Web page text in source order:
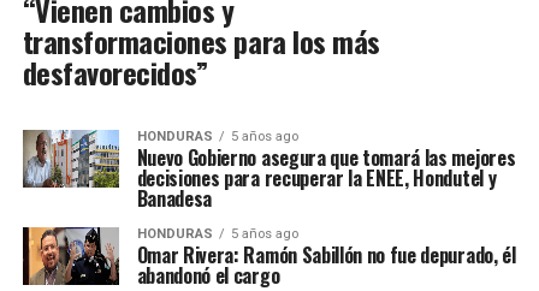
“Vienen cambios y
transformaciones para los más
desfavorecidos”
HONDURAS 5 años ago
Nuevo Gobierno asegura que tomará las mejores
decisiones para recuperar la ENEE, Hondutel y
Banadesa
HONDURAS 5 años ago
Omar Rivera: Ramón Sabillón no fue depurado, él
abandonó el cargo